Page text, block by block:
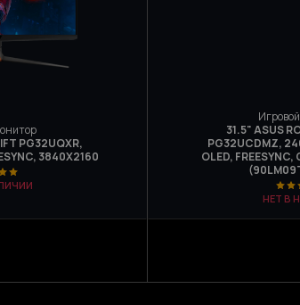
PG32UQXR,
3840Х2160
31.5" ASUS
PG32UCDMZ,
OLED,
НЕТ В